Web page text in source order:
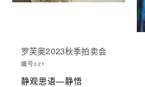
罗芙奥2023秋季拍卖会
编号021
静观思语—静悟